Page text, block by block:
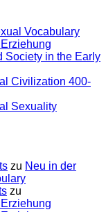
Vocabulary
Society in the Early
Civilization 400-
Sexuality
zu Neu in der
zu